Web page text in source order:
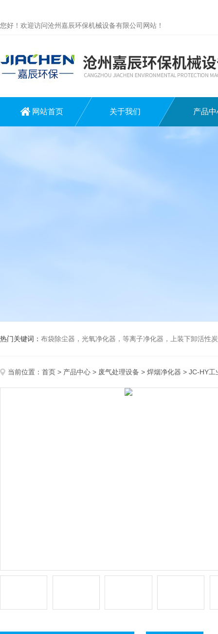
您好！欢迎访问沧州嘉辰环保机械设备有限公司网站！
网站首页 关于我们 产品中
热门关键词： 布袋除尘器，光氧净化器，等离子净化器，上装下卸活性炭吸附箱，打磨除尘
当前位置： 首页 > 产品中心 > 废气处理设备 > 焊烟净化器 > JC-HY工